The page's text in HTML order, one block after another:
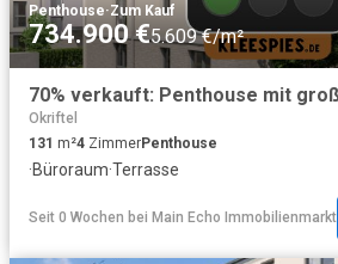
Penthouse·Zum Kauf
734.900 €5.609 €/m²
Okriftel
131 m²4 ZimmerPenthouse
·Büroraum·Terrasse
Seit 0 Wochen bei Main Echo Immobilienmarkt